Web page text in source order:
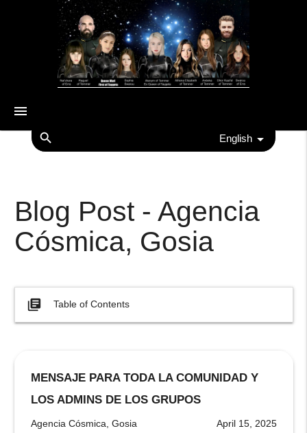
menu
search English
Blog Post - Agencia
Cósmica, Gosia
library_books Table of Contents
MENSAJE PARA TODA LA COMUNIDAD Y
LOS ADMINS DE LOS GRUPOS
Agencia Cósmica, Gosia April 15, 2025